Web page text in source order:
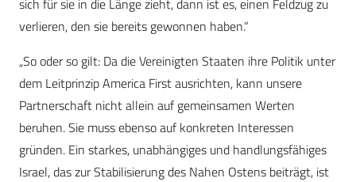
verlieren, den sie bereits gewonnen haben.“
„So oder so gilt: Da die Vereinigten Staaten ihre Politik unter
dem Leitprinzip America First ausrichten, kann unsere
Partnerschaft nicht allein auf gemeinsamen Werten
beruhen. Sie muss ebenso auf konkreten Interessen
gründen. Ein starkes, unabhängiges und handlungsfähiges
Israel, das zur Stabilisierung des Nahen Ostens beiträgt, ist